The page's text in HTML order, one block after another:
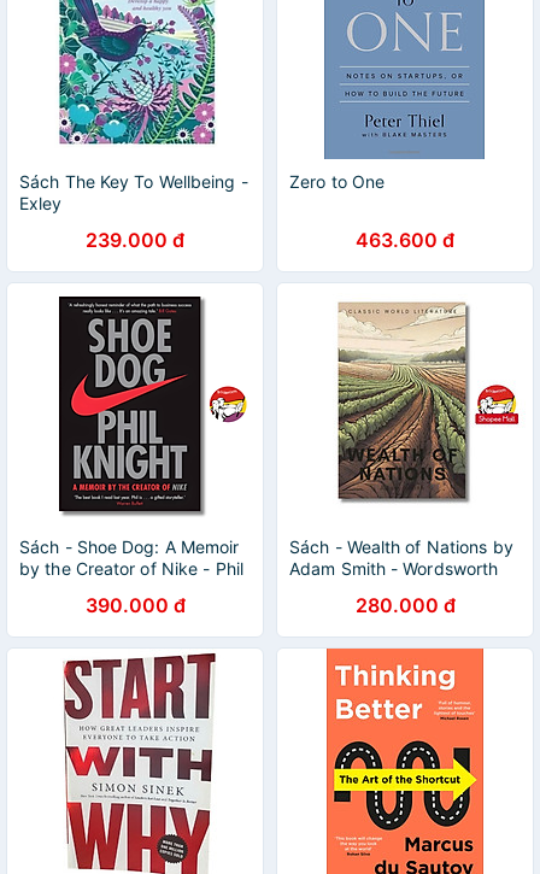
Sách The Key To Wellbeing -
Exley
239.000 đ
Zero to One
463.600 đ
Sách - Shoe Dog: A Memoir
by the Creator of Nike - Phil
Nonfiction390.000 đ
Sách - Wealth of Nations by
Adam Smith - Wordsworth
anh/Economics/Kinh tế, Kinh
doanh
280.000 đ